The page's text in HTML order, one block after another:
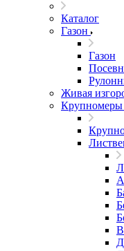
Каталог
Газон
Газон
Живая
Крупномеры